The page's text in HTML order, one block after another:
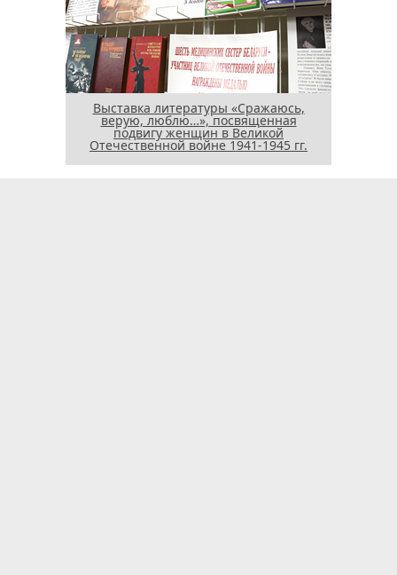
Выставка литературы «Сражаюсь,
верую, люблю…», посвященная
подвигу женщин в Великой
Отечественной войне 1941-1945 гг.